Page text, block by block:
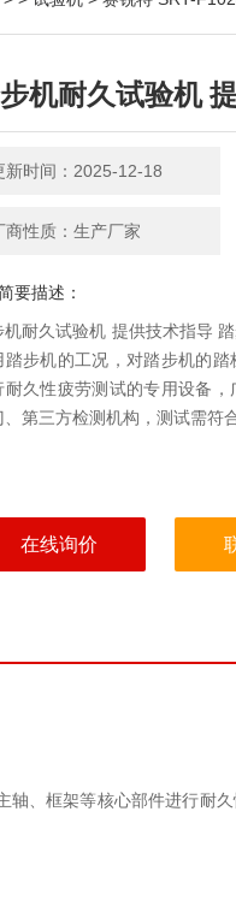
机耐久试验机
新时间：2025-12-18
商性质：生产厂家
要描述：
机耐久试验机 提供技术指导
踏步机的工况，对踏步机的
耐久性疲劳测试的专用设备
、第三方检测机构，测试需符
在线询价
、框架等核心部件进行耐